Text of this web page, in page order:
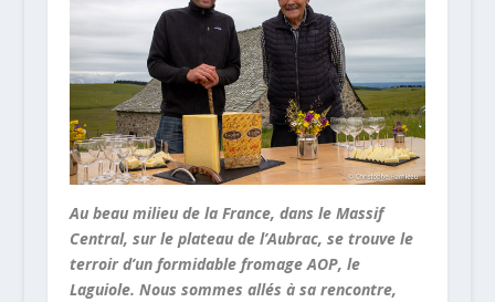
Au beau milieu de la France, dans le Massif
Central, sur le plateau de l’Aubrac, se trouve le
terroir d’un formidable fromage AOP, le
Laguiole. Nous sommes allés à sa rencontre,